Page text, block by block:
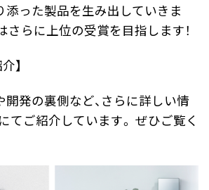
添った製品を生み出していきま
さらに上位の受賞を目指します！
】
発の裏側など、さらに詳しい情
てご紹介しています。 ぜひご覧く